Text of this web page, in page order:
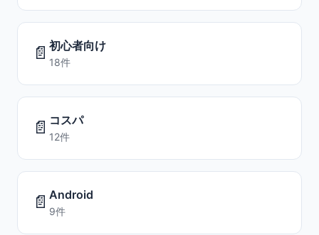
📄 初心者向け
18件
📄 コスパ
12件
📄 Android
9件